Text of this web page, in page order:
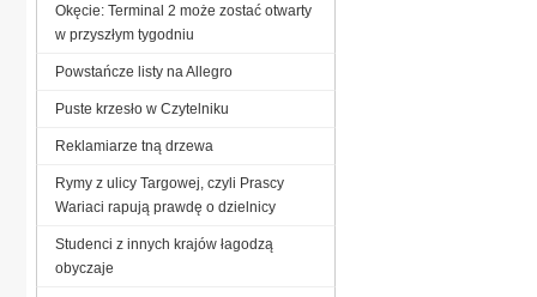
Okęcie: Terminal 2 może zostać otwarty
w przyszłym tygodniu
Powstańcze listy na Allegro
Puste krzesło w Czytelniku
Reklamiarze tną drzewa
Rymy z ulicy Targowej, czyli Prascy
Wariaci rapują prawdę o dzielnicy
Studenci z innych krajów łagodzą
obyczaje